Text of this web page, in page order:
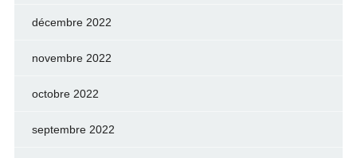
décembre 2022
novembre 2022
octobre 2022
septembre 2022